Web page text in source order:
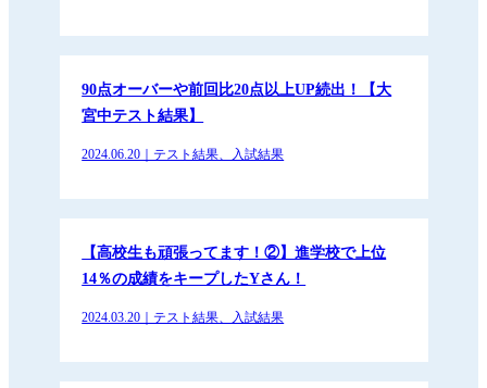
90点オーバーや前回比20点以上UP続出！【大
宮中テスト結果】
2024.06.20｜テスト結果、入試結果
【高校生も頑張ってます！②】進学校で上位
14％の成績をキープしたYさん！
2024.03.20｜テスト結果、入試結果